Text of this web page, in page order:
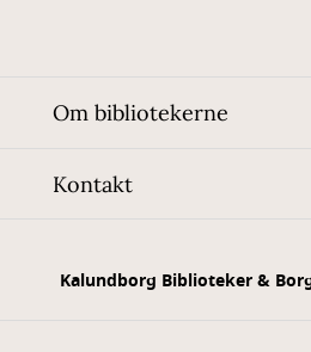
Om bibliotekerne
Kontakt
Kalundborg Biblioteker &